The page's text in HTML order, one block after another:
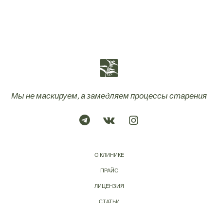
Мы не маскируем, а замедляем процессы старения
О КЛИНИКЕ
ПРАЙС
ЛИЦЕНЗИЯ
СТАТЬИ